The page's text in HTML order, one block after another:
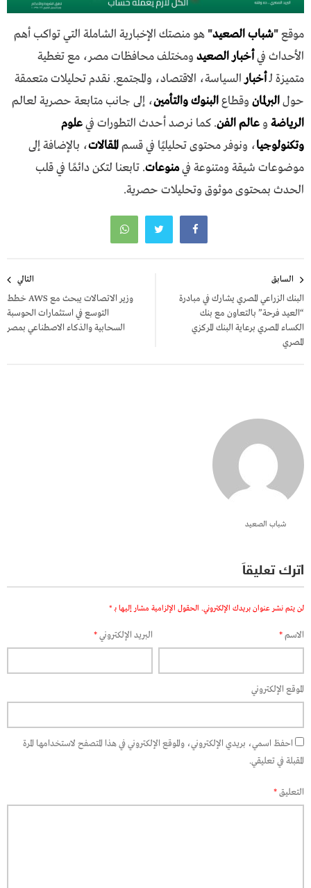
موقع"شباب الصعيد" هو منصتك الإخبارية الشاملة التي تواكب أهم
الأحداث فيأخبار الصعيد ومختلف محافظات مصر، مع تغطية
متميزة لـأخبارالسياسة، الاقتصاد، والمجتمع. نقدم تحليلات متعمقة
حولالبرلمان وقطاعالبنوك والتأمين، إلى جانب متابعة حصرية لعالم
الرياضة و عالم الفن. كما نرصد أحدث التطورات فيعلوم
وتكنولوجيا، ونوفر محتوى تحليليًا في قسمالمقالات، بالإضافة إلى
موضوعات شيقة ومتنوعة فيمنوعات. تابعنا لتكن دائمًا في قلب
الحدث بمحتوى موثوق وتحليلات حصرية.
المقالات
السابق
البنك الزراعي المصري يشارك في مبادرة
“العيد فرحة” بالتعاون مع بنك
الكساء المصري برعاية البنك المركزي
المصري
التالي
وزير الاتصالات يبحث مع AWS خطط
التوسع في استثمارات الحوسبة
السحابية والذكاء الاصطناعي بمصر
شباب الصعيد
اترك تعليقاً
لن يتم نشر عنوان بريدك الإلكتروني. الحقول الإلزامية مشار إليها بـ *
الاسم* البريد الإلكتروني*
الموقع الإلكتروني
احفظ اسمي، بريدي الإلكتروني، والموقع الإلكتروني في هذا المتصفح لاستخدامها المرة
المقبلة في تعليقي.
التعليق*